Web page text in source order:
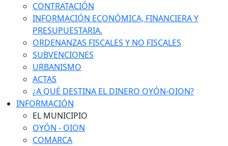
CONTRATACIÓN
INFORMACIÓN ECONÓMICA, FINANCIERA Y
PRESUPUESTARIA.
ORDENANZAS FISCALES Y NO FISCALES
SUBVENCIONES
URBANISMO
ACTAS
¿A QUÉ DESTINA EL DINERO OYÓN-OION?
INFORMACIÓN
EL MUNICIPIO
OYÓN - OION
COMARCA